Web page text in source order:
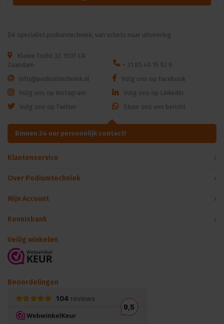
Dé specialist podiumtechniek; van schets naar uitvoering
Kleine Tocht 32 1507 CA
Zaandam
+ 31 85 40 15 92 9
info@podiumtechniek.nl
Volg ons op Facebook
Volg ons op Instagram
Volg ons op Linkedin
Volg ons op Twitter
Stuur ons een bericht
Binnen 24 uur persoonlijk contact!
Klantenservice
Over Podiumtechniek
Mijn Account
Kennisbank
Veilig winkelen
Beoordelingen